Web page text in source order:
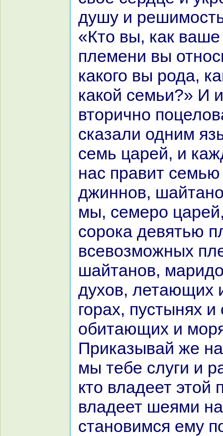
душу и
«Кто вы, как
племени вы
какoго вы рода,
какoй семьи?» И
вторично
сказали одним
семь царей, и
нaс пpaвит
джиннов,
мы, семеро
сорока девятью
всевозможных
шайтанов,
духов, летающих
гоpaх, пустынях и
обитающих и
Приказывай же
мы тебе слуги и
кто владеет этой
владеет шеями
становимся ему